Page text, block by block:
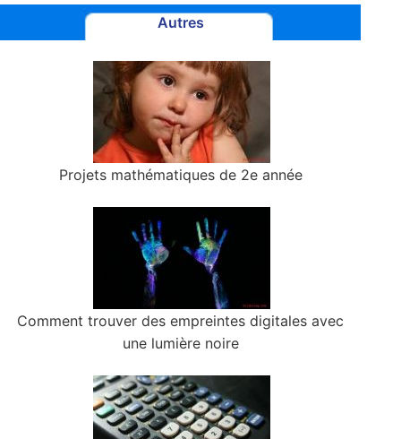
Autres
Projets mathématiques de 2e année
Comment trouver des empreintes digitales avec
une lumière noire